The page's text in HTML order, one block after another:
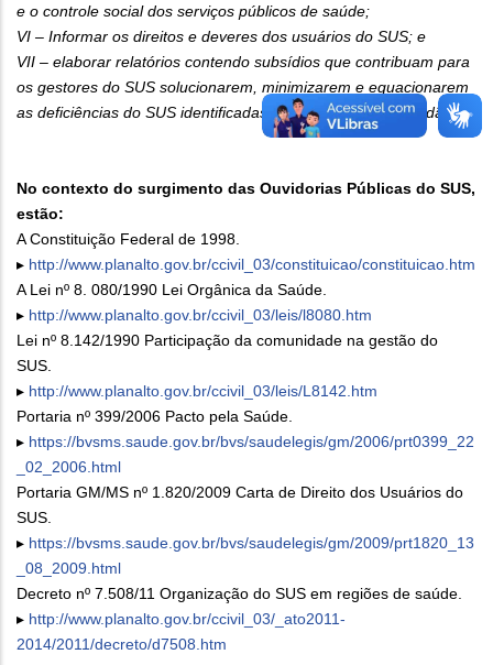
e o controle social dos serviços públicos de saúde;
VI – Informar os direitos e deveres dos usuários do SUS; e
VII – elaborar relatórios contendo subsídios que contribuam para
os gestores do SUS solucionarem, minimizarem e equacionarem
as deficiências do SUS identificadas e apontadas pelo cidadão.
No contexto do surgimento das Ouvidorias Públicas do SUS,
estão:
A Constituição Federal de 1998.
▸ http://www.planalto.gov.br/ccivil_03/constituicao/constituicao.htm
A Lei nº 8. 080/1990 Lei Orgânica da Saúde.
▸ http://www.planalto.gov.br/ccivil_03/leis/l8080.htm
Lei nº 8.142/1990 Participação da comunidade na gestão do
SUS.
▸ http://www.planalto.gov.br/ccivil_03/leis/L8142.htm
Portaria nº 399/2006 Pacto pela Saúde.
▸ https://bvsms.saude.gov.br/bvs/saudelegis/gm/2006/prt0399_22
_02_2006.html
Portaria GM/MS nº 1.820/2009 Carta de Direito dos Usuários do
SUS.
▸ https://bvsms.saude.gov.br/bvs/saudelegis/gm/2009/prt1820_13
_08_2009.html
Decreto nº 7.508/11 Organização do SUS em regiões de saúde.
▸ http://www.planalto.gov.br/ccivil_03/_ato2011-
2014/2011/decreto/d7508.htm